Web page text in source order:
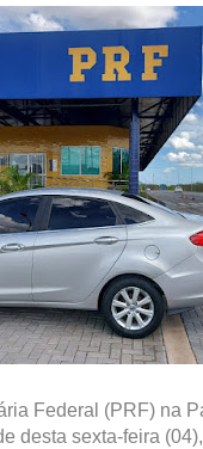
Federal (PRF) na
desta sexta-feira